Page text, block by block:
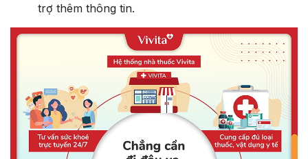
trợ thêm thông tin.